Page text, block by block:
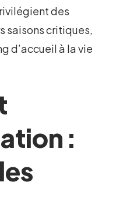
des
saisons critiques,
d’accueil à la vie
: